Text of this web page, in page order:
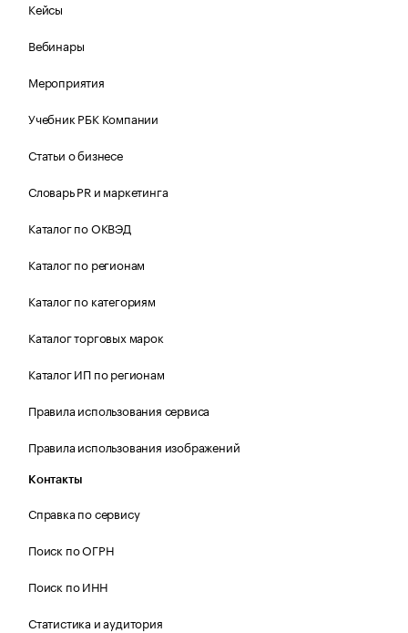
Кейсы
Вебинары
Мероприятия
Учебник РБК Компании
Статьи о бизнесе
Словарь PR и маркетинга
Каталог по ОКВЭД
Каталог по регионам
Каталог по категориям
Каталог торговых марок
Каталог ИП по регионам
Правила использования сервиса
Правила использования изображений
Контакты
Справка по сервису
Поиск по ОГРН
Поиск по ИНН
Статистика и аудитория